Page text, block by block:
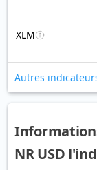
XLM
Autres
NR USD